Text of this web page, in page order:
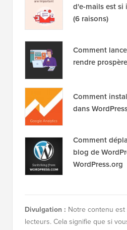
d'e-mails est
(6 raisons)
Comment
rendre
Comment
dans
Comment
blog de
WordPress.org
Divulgation : Notre contenu
lecteurs. Cela signifie que si